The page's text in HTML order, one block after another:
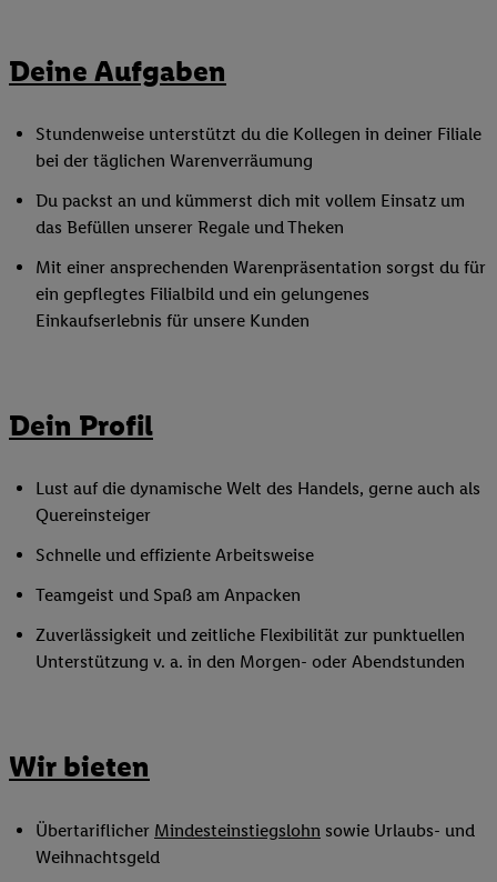
Deine Aufgaben
Stundenweise unterstützt du die Kollegen in deiner Filiale
bei der täglichen Warenverräumung
Du packst an und kümmerst dich mit vollem Einsatz um
das Befüllen unserer Regale und Theken
Mit einer ansprechenden Warenpräsentation sorgst du für
ein gepflegtes Filialbild und ein gelungenes
Einkaufserlebnis für unsere Kunden
Dein Profil
Lust auf die dynamische Welt des Handels, gerne auch als
Quereinsteiger
Schnelle und effiziente Arbeitsweise
Teamgeist und Spaß am Anpacken
Zuverlässigkeit und zeitliche Flexibilität zur punktuellen
Unterstützung v. a. in den Morgen- oder Abendstunden
Wir bieten
Übertariflicher Mindesteinstiegslohn sowie Urlaubs- und
Weihnachtsgeld